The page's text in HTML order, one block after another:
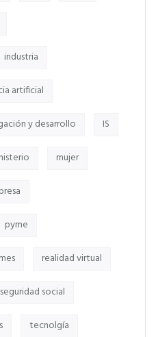
industria
artificial
y desarrollo IS
mujer
pyme
realidad virtual
seguridad social
tecnolgía